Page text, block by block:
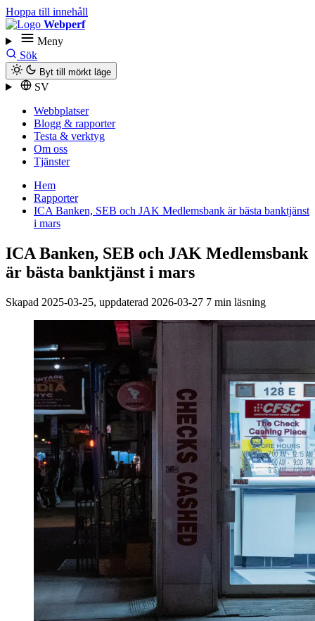
Hoppa till innehåll
Webperf
Meny
Sök
Byt till mörkt läge
SV
Webbplatser
Blogg & rapporter
Testa & verktyg
Om oss
Tjänster
Hem
Rapporter
ICA Banken, SEB och JAK Medlemsbank är bästa banktjänst
i mars
ICA Banken, SEB och JAK Medlemsbank
är bästa banktjänst i mars
Skapad 2025-03-25, uppdaterad 2026-03-27 7 min läsning